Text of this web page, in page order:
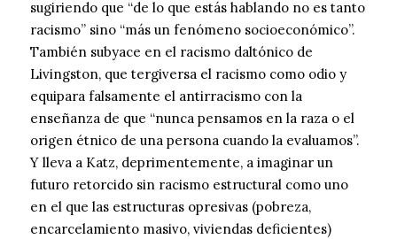
sugiriendo que “de lo que estás hablando no es tanto
racismo” sino “más un fenómeno socioeconómico”.
También subyace en el racismo daltónico de
Livingston, que tergiversa el racismo como odio y
equipara falsamente el antirracismo con la
enseñanza de que “nunca pensamos en la raza o el
origen étnico de una persona cuando la evaluamos”.
Y lleva a Katz, deprimentemente, a imaginar un
futuro retorcido sin racismo estructural como uno
en el que las estructuras opresivas (pobreza,
encarcelamiento masivo, viviendas deficientes)